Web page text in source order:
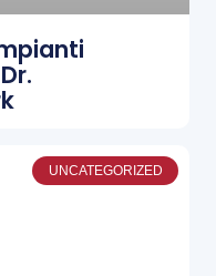
UNCATEGORIZED